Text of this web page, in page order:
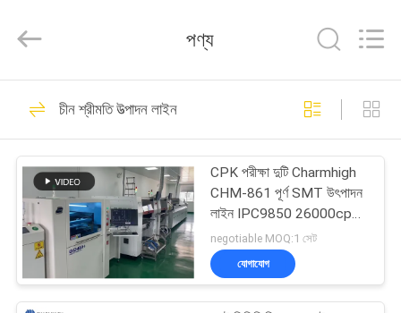
পণ্য
ভিডিও
আমাদের
সম্পর্কে
TECHNOLOGY
LIMITED.
Reserved.
এসএমটি পিক এবং প্লেস
মেশিন
74
37
পণ্য
চীন শ্রীমতি উত্পাদন লাইন
CPK পরীক্ষা দুটি Charmhigh
CHM-861 পূর্ণ SMT উৎপাদন
লাইন IPC9850 26000cph
পাস করেছে
negotiable MOQ:1 সেট
যোগাযোগ